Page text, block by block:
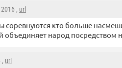
, url
соревнуются кто больше
объединяет народ посредством
, url